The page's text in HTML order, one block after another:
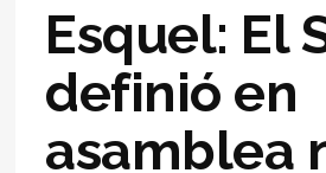
Esquel: El
definió en
asamblea